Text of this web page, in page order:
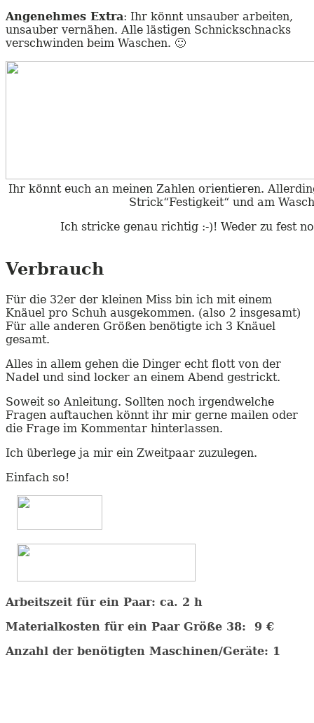
Angenehmes Extra: Ihr könnt unsauber arbeiten,
unsauber vernähen. Alle lästigen Schnickschnacks
verschwinden beim Waschen. 🙂
Ihr könnt euch an meinen Zahlen orientieren.
Strick“Festigkeit“ und am
Ich stricke genau richtig :-)! Weder zu fest
Verbrauch
Für die 32er der kleinen Miss bin ich mit einem
Knäuel pro Schuh ausgekommen. (also 2 insgesamt)
Für alle anderen Größen benötigte ich 3 Knäuel
gesamt.
Alles in allem gehen die Dinger echt flott von der
Nadel und sind locker an einem Abend gestrickt.
Soweit so Anleitung. Sollten noch irgendwelche
Fragen auftauchen könnt ihr mir gerne mailen oder
die Frage im Kommentar hinterlassen.
Ich überlege ja mir ein Zweitpaar zuzulegen.
Einfach so!
Arbeitszeit für ein Paar: ca. 2 h
Materialkosten für ein Paar Größe 38: 9 €
Anzahl der benötigten Maschinen/Geräte: 1